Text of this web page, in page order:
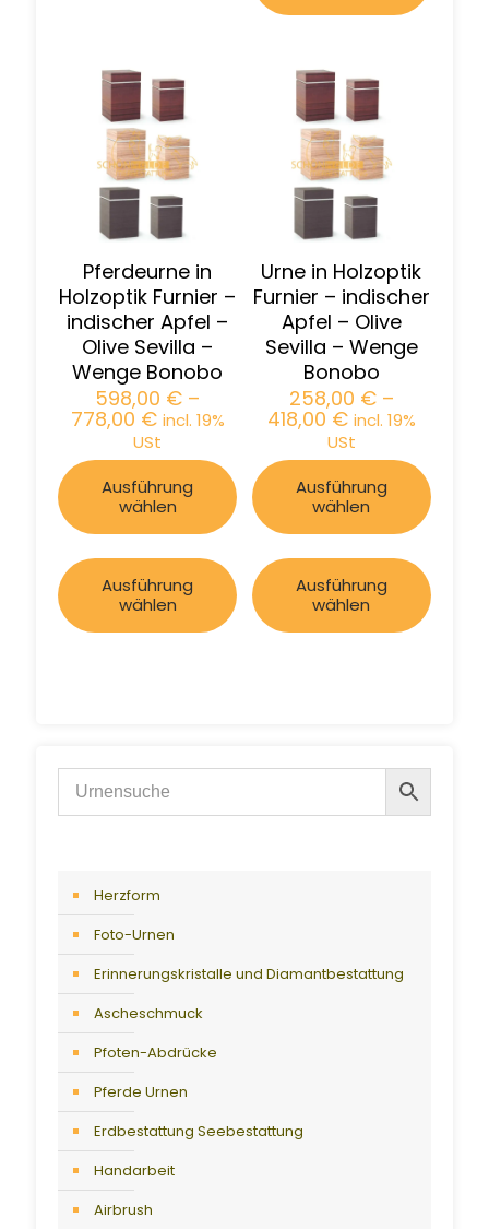
Pferdeurne in
Holzoptik Furnier –
indischer Apfel –
Olive Sevilla –
Wenge Bonobo
598,00 € –
778,00 € incl. 19%
USt
Ausführung
wählen
Ausführung
wählen
Urne in Holzoptik
Furnier – indischer
Apfel – Olive
Sevilla – Wenge
Bonobo
258,00 € –
418,00 € incl. 19%
USt
Ausführung
wählen
Ausführung
wählen
Herzform
Foto-Urnen
Erinnerungskristalle und Diamantbestattung
Ascheschmuck
Pfoten-Abdrücke
Pferde Urnen
Erdbestattung Seebestattung
Handarbeit
Airbrush